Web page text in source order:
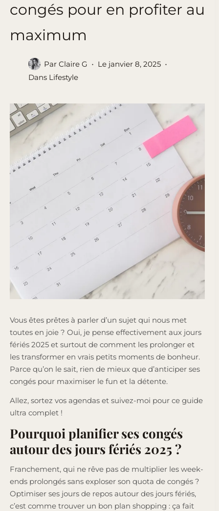
congés pour en profiter au
maximum
Par Claire G Le janvier 8, 2025
Dans Lifestyle
Vous êtes prêtes à parler d’un sujet qui nous met
toutes en joie ? Oui, je pense effectivement aux jours
fériés 2025 et surtout de comment les prolonger et
les transformer en vrais petits moments de bonheur.
Parce qu’on le sait, rien de mieux que d’anticiper ses
congés pour maximiser le fun et la détente.
Allez, sortez vos agendas et suivez-moi pour ce guide
ultra complet !
Pourquoi planifier ses congés
autour des jours fériés 2025 ?
Franchement, qui ne rêve pas de multiplier les week-
ends prolongés sans exploser son quota de congés ?
Optimiser ses jours de repos autour des jours fériés,
c’est comme trouver un bon plan shopping : ça fait